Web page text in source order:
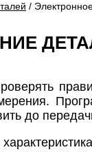
/
до